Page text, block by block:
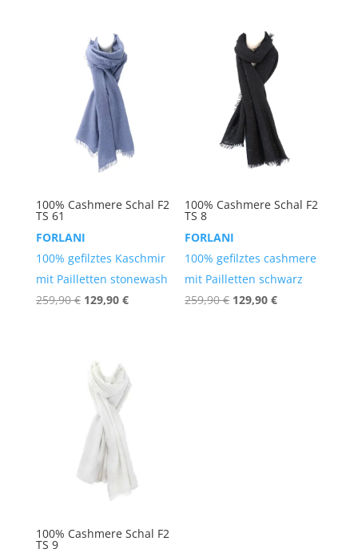
259,90 €
259,90 €
100% Cashmere Schal F2
TS 61
FORLANI
100% gefilztes Kaschmir
mit Pailletten stonewash
259,90€ Ursprünglicher
259,90 €
129,90 €Aktueller
100% Cashmere Schal F2
TS 8
FORLANI
100% gefilztes cashmere
mit Pailletten schwarz
259,90€ Ursprünglicher
129,90€Aktueller
100% Cashmere Schal F2
TS 9